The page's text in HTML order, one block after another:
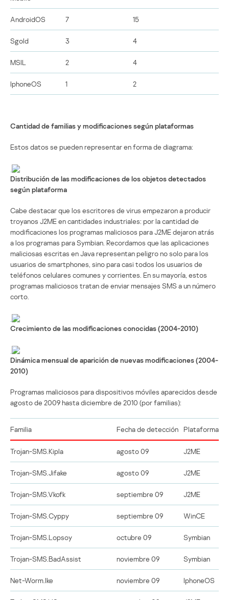
AndroidOS 7 15
Sgold 3 4
MSIL 2 4
IphoneOS 1 2
Cantidad de familias y modificaciones según plataformas
Estos datos se pueden representar en forma de diagrama:
Distribución de las modificaciones de los objetos detectados
según plataforma
Cabe destacar que los escritores de virus empezaron a producir
troyanos J2ME en cantidades industriales: por la cantidad de
modificaciones los programas maliciosos para J2ME dejaron atrás
a los programas para Symbian. Recordamos que las aplicaciones
maliciosas escritas en Java representan peligro no solo para los
usuarios de smartphones, sino para casi todos los usuarios de
teléfonos celulares comunes y corrientes. En su mayoría, estos
programas maliciosos tratan de enviar mensajes SMS a un número
corto.
Crecimiento de las modificaciones conocidas (2004-2010)
Dinámica mensual de aparición de nuevas modificaciones (2004-
2010)
Programas maliciosos para dispositivos móviles aparecidos desde
agosto de 2009 hasta diciembre de 2010 (por familias):
Familia Fecha de detección Plataforma
Trojan-SMS.Kipla agosto 09 J2ME
Trojan-SMS.Jifake agosto 09 J2ME
Trojan-SMS.Vkofk septiembre 09 J2ME
Trojan-SMS.Cyppy septiembre 09 WinCE
Trojan-SMS.Lopsoy octubre 09 Symbian
Trojan-SMS.BadAssist noviembre 09 Symbian
Net-Worm.Ike noviembre 09 IphoneOS